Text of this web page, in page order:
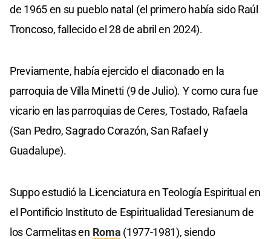
de 1965 en su pueblo natal (el primero había sido Raúl
Troncoso, fallecido el 28 de abril en 2024).
Previamente, había ejercido el diaconado en la
parroquia de Villa Minetti (9 de Julio). Y como cura fue
vicario en las parroquias de Ceres, Tostado, Rafaela
(San Pedro, Sagrado Corazón, San Rafael y
Guadalupe).
Suppo estudió la Licenciatura en Teología Espiritual en
el Pontificio Instituto de Espiritualidad Teresianum de
los Carmelitas en Roma (1977-1981), siendo